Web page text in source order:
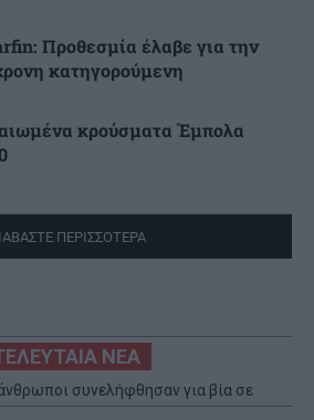
Προθεσμία έλαβε για την
κατηγορούμενη
κρούσματα Έμπολα
ΠΕΡΙΣΣΟΤΕΡΑ